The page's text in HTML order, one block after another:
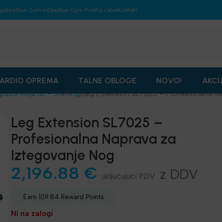
Blue Gym točkeBlue Gym ProMoj računKontakt
OPREMA TALNE OBLOGE NOVO!
linija SL - Sterling Leg Extension SL7025 – Profesionalna
Leg Extension SL7025 –
Profesionalna Naprava za
Iztegovanje Nog
2,196.88 € z DDV
Earn 109.84 Reward Points
Ni na zalogi